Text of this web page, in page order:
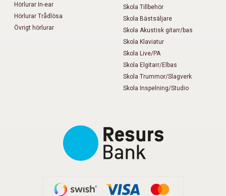
Hörlurar In-ear
Hörlurar Trådlösa
Övrigt hörlurar
Skola Tillbehör
Skola Bästsäljare
Skola Akustisk gitarr/bas
Skola Klaviatur
Skola Live/PA
Skola Elgitarr/Elbas
Skola Trummor/Slagverk
Skola Inspelning/Studio